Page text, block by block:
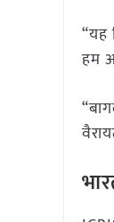
“यह
हम